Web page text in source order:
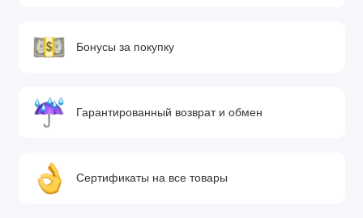
Бонусы за покупку
Гарантированный возврат и обмен
Сертификаты на все товары